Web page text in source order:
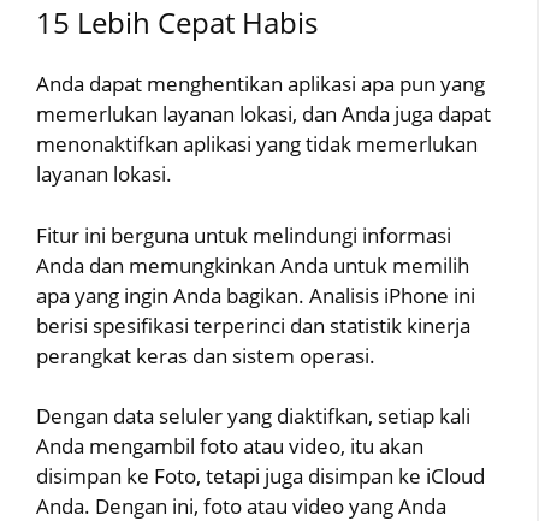
15 Lebih Cepat Habis
Anda dapat menghentikan aplikasi apa pun yang
memerlukan layanan lokasi, dan Anda juga dapat
menonaktifkan aplikasi yang tidak memerlukan
layanan lokasi.
Fitur ini berguna untuk melindungi informasi
Anda dan memungkinkan Anda untuk memilih
apa yang ingin Anda bagikan. Analisis iPhone ini
berisi spesifikasi terperinci dan statistik kinerja
perangkat keras dan sistem operasi.
Dengan data seluler yang diaktifkan, setiap kali
Anda mengambil foto atau video, itu akan
disimpan ke Foto, tetapi juga disimpan ke iCloud
Anda. Dengan ini, foto atau video yang Anda